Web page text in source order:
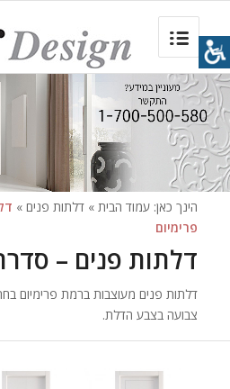
הינך כאן: עמוד הבית » דלתות פנים»
פרימיום
דלתות פנים –
דלתות פנים מעוצבות ברמת פרימיום
צבועה בצבע הדלת.